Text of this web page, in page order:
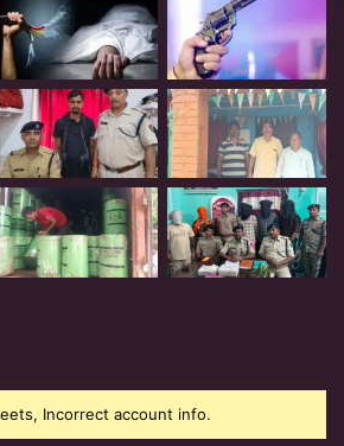
Incorrect account info.